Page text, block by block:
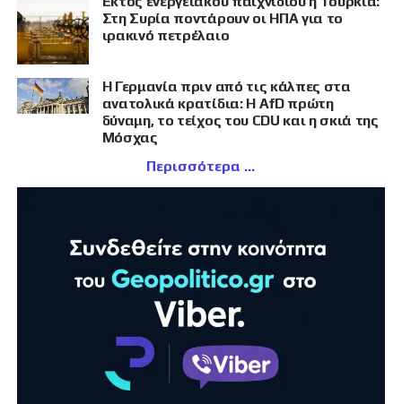
Στη Συρία ποντάρουν οι ΗΠΑ για το
ιρακινό πετρέλαιο
Η Γερμανία πριν από τις κάλπες στα
ανατολικά κρατίδια: Η AfD πρώτη
δύναμη, το τείχος του CDU και η σκιά της
Μόσχας
Περισσότερα